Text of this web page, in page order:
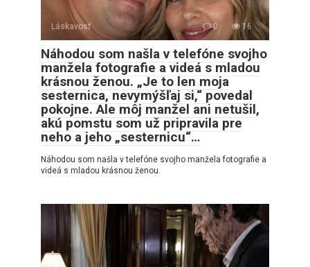
Láskavosť 0 16
Náhodou som našla v telefóne svojho
manžela fotografie a videá s mladou
krásnou ženou. „Je to len moja
sesternica, nevymýšľaj si,“ povedal
pokojne. Ale môj manžel ani netušil,
akú pomstu som už pripravila pre
neho a jeho „sesternicu“…
Náhodou som našla v telefóne svojho manžela fotografie a
videá s mladou krásnou ženou.